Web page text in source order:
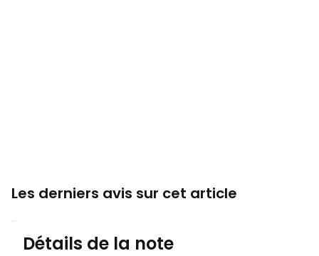
Les derniers avis sur cet article
4,8
Détails de la note